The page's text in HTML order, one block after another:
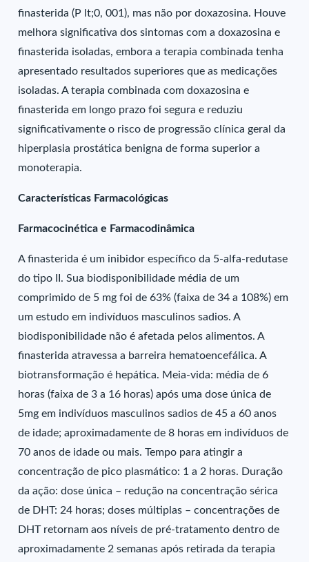
finasterida (P lt;0, 001), mas não por doxazosina. Houve
melhora significativa dos sintomas com a doxazosina e
finasterida isoladas, embora a terapia combinada tenha
apresentado resultados superiores que as medicações
isoladas. A terapia combinada com doxazosina e
finasterida em longo prazo foi segura e reduziu
significativamente o risco de progressão clínica geral da
hiperplasia prostática benigna de forma superior a
monoterapia.
Características Farmacológicas
Farmacocinética e Farmacodinâmica
A finasterida é um inibidor específico da 5-alfa-redutase
do tipo II. Sua biodisponibilidade média de um
comprimido de 5 mg foi de 63% (faixa de 34 a 108%) em
um estudo em indivíduos masculinos sadios. A
biodisponibilidade não é afetada pelos alimentos. A
finasterida atravessa a barreira hematoencefálica. A
biotransformação é hepática. Meia-vida: média de 6
horas (faixa de 3 a 16 horas) após uma dose única de
5mg em indivíduos masculinos sadios de 45 a 60 anos
de idade; aproximadamente de 8 horas em indivíduos de
70 anos de idade ou mais. Tempo para atingir a
concentração de pico plasmático: 1 a 2 horas. Duração
da ação: dose única – redução na concentração sérica
de DHT: 24 horas; doses múltiplas – concentrações de
DHT retornam aos níveis de pré-tratamento dentro de
aproximadamente 2 semanas após retirada da terapia